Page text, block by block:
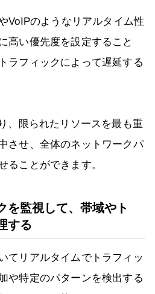
VoIPのようなリアルタイム性
高い優先度を設定すること
ラフィックによって遅延する
、限られたリソースを最も重
させ、全体のネットワークパ
ることができます。
を監視して、帯域やト
する
てリアルタイムでトラフィッ
や特定のパターンを検出する